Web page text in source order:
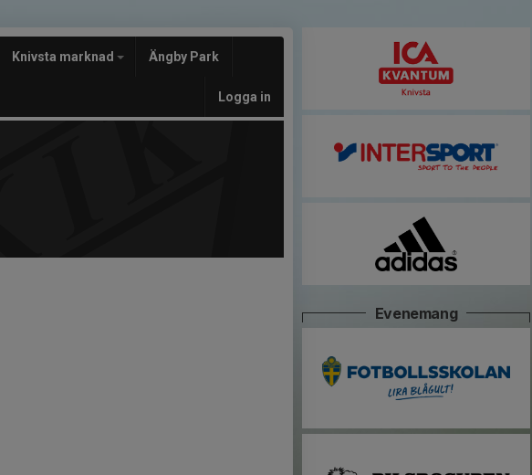
Knivsta marknad Ängby Park
Logga in
Evenemang